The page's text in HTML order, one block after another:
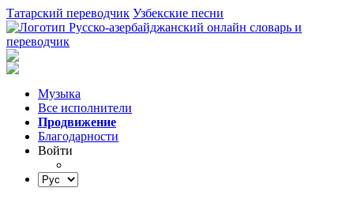
Татарский переводчик Узбекские песни
Музыка
Все исполнители
Продвижение
Благодарности
Войти